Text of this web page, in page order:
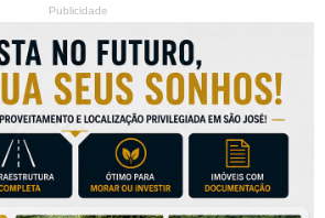
Publicidade